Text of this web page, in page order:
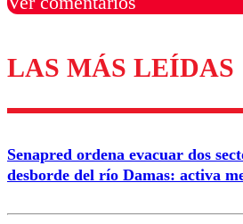
Los comentarios son moderados
diálogo
Nombre
Correo
LAS MÁS LEÍDAS
Senapred ordena evacuar dos
desborde del río Damas: activa